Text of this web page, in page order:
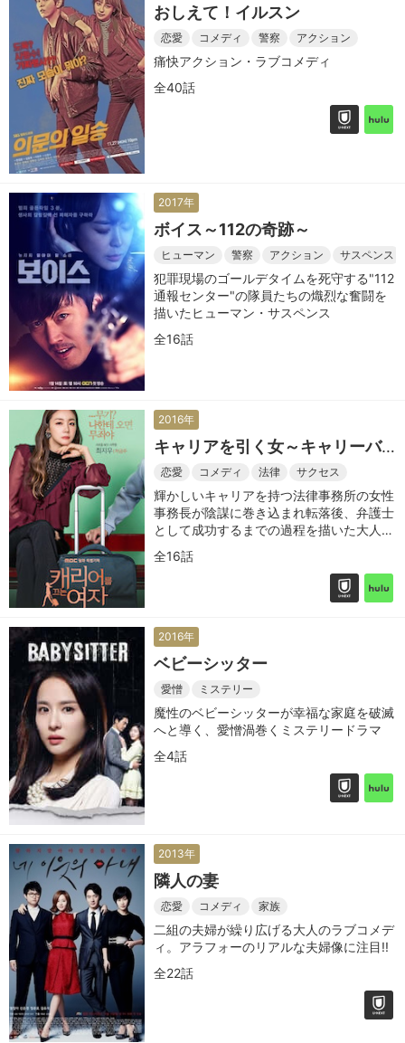
おしえて！イルスン
恋愛 コメディ 警察 アクション
痛快アクション・ラブコメディ
全40話
2017年
ボイス～112の奇跡～
ヒューマン 警察 アクション サスペンス
犯罪現場のゴールデタイムを死守する"112
通報センター"の隊員たちの熾烈な奮闘を
描いたヒューマン・サスペンス
全16話
2016年
キャリアを引く女～キャリーバ
ッグいっぱいの恋～
恋愛 コメディ 法律 サクセス
輝かしいキャリアを持つ法律事務所の女性
事務長が陰謀に巻き込まれ転落後、弁護士
として成功するまでの過程を描いた大人の
ラブ・サクセスストーリー
全16話
2016年
ベビーシッター
愛憎 ミステリー
魔性のベビーシッターが幸福な家庭を破滅
へと導く、愛憎渦巻くミステリードラマ
全4話
2013年
隣人の妻
恋愛 コメディ 家族
二組の夫婦が繰り広げる大人のラブコメデ
ィ。アラフォーのリアルな夫婦像に注目!!
全22話